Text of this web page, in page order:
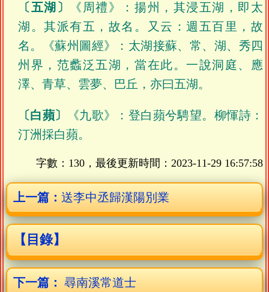
〔五湖〕
《周禮》：揚州，其浸五湖，即太
湖。其派有五，故名。又云：週五百里，故
名。《蘇州圖經》：太湖接蘇、常、湖、秀四
州界，范蠡泛五湖，當在此。一說洞庭、應
澤、青草、雲夢、巴丘，亦曰五湖。
〔白蘋〕
《九歌》：登白蘋兮騁望。柳惲詩：
汀洲採白蘋。
字數：130，最後更新時間： 2023-11-29 16:57:58
上一篇： 送李中丞歸漢陽別業
【目錄】
下一篇： 尋南溪常道士